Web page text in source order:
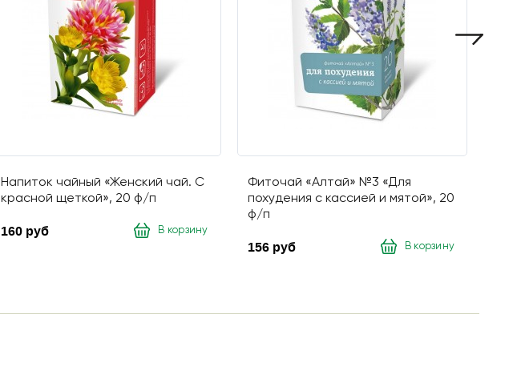
Напиток чайный «Женский чай. С
красной щеткой», 20 ф/п
160 руб В корзину
Фиточай «Алтай» №3 «Для
похудения с кассией и мятой», 20
ф/п
156 руб В корзину